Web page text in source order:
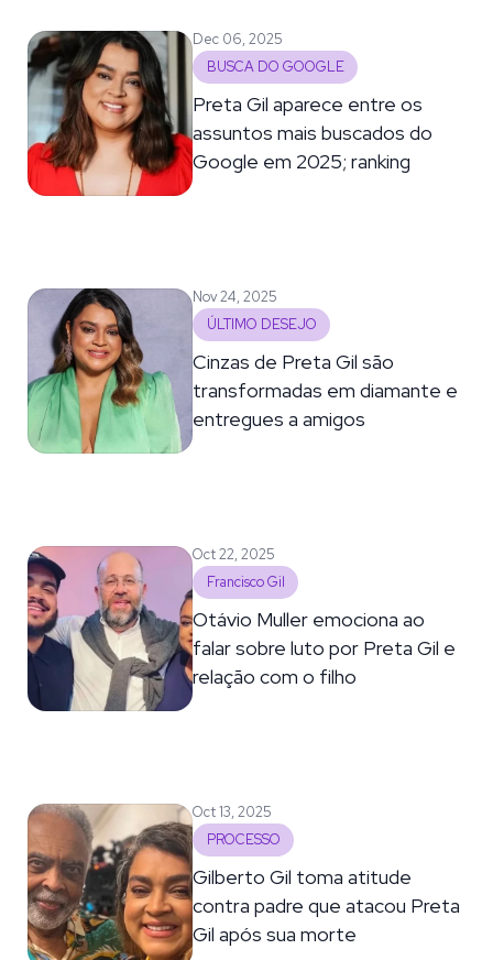
Dec 06, 2025
BUSCA DO GOOGLE
Preta Gil aparece entre os
assuntos mais buscados do
Google em 2025; ranking
Nov 24, 2025
ÚLTIMO DESEJO
Cinzas de Preta Gil são
transformadas em diamante e
entregues a amigos
Oct 22, 2025
Francisco Gil
Otávio Muller emociona ao
falar sobre luto por Preta Gil e
relação com o filho
Oct 13, 2025
PROCESSO
Gilberto Gil toma atitude
contra padre que atacou Preta
Gil após sua morte